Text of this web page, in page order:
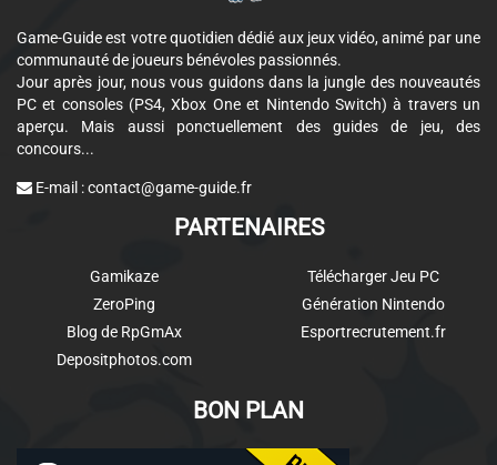
Game-Guide est votre quotidien dédié aux jeux vidéo, animé par une
communauté de joueurs bénévoles passionnés.
Jour après jour, nous vous guidons dans la jungle des nouveautés
PC et consoles (PS4, Xbox One et Nintendo Switch) à travers un
aperçu. Mais aussi ponctuellement des guides de jeu, des
concours...
E-mail :contact@game-guide.fr
PARTENAIRES
Gamikaze
ZeroPing
Blog de RpGmAx
Depositphotos.com
Télécharger Jeu PC
Génération Nintendo
Esportrecrutement.fr
BON PLAN